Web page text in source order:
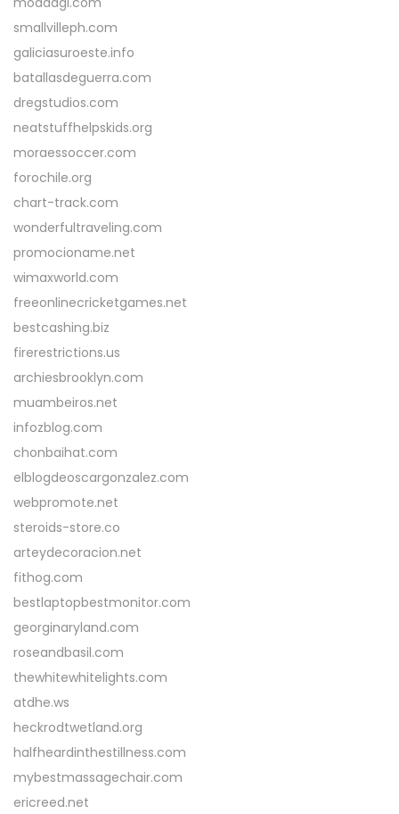
smallvilleph.com
galiciasuroeste.info
batallasdeguerra.com
dregstudios.com
neatstuffhelpskids.org
moraessoccer.com
forochile.org
chart-track.com
wonderfultraveling.com
promocioname.net
wimaxworld.com
freeonlinecricketgames.net
bestcashing.biz
firerestrictions.us
archiesbrooklyn.com
muambeiros.net
infozblog.com
chonbaihat.com
elblogdeoscargonzalez.com
webpromote.net
steroids-store.co
arteydecoracion.net
fithog.com
bestlaptopbestmonitor.com
georginaryland.com
roseandbasil.com
thewhitewhitelights.com
atdhe.ws
heckrodtwetland.org
halfheardinthestillness.com
mybestmassagechair.com
ericreed.net